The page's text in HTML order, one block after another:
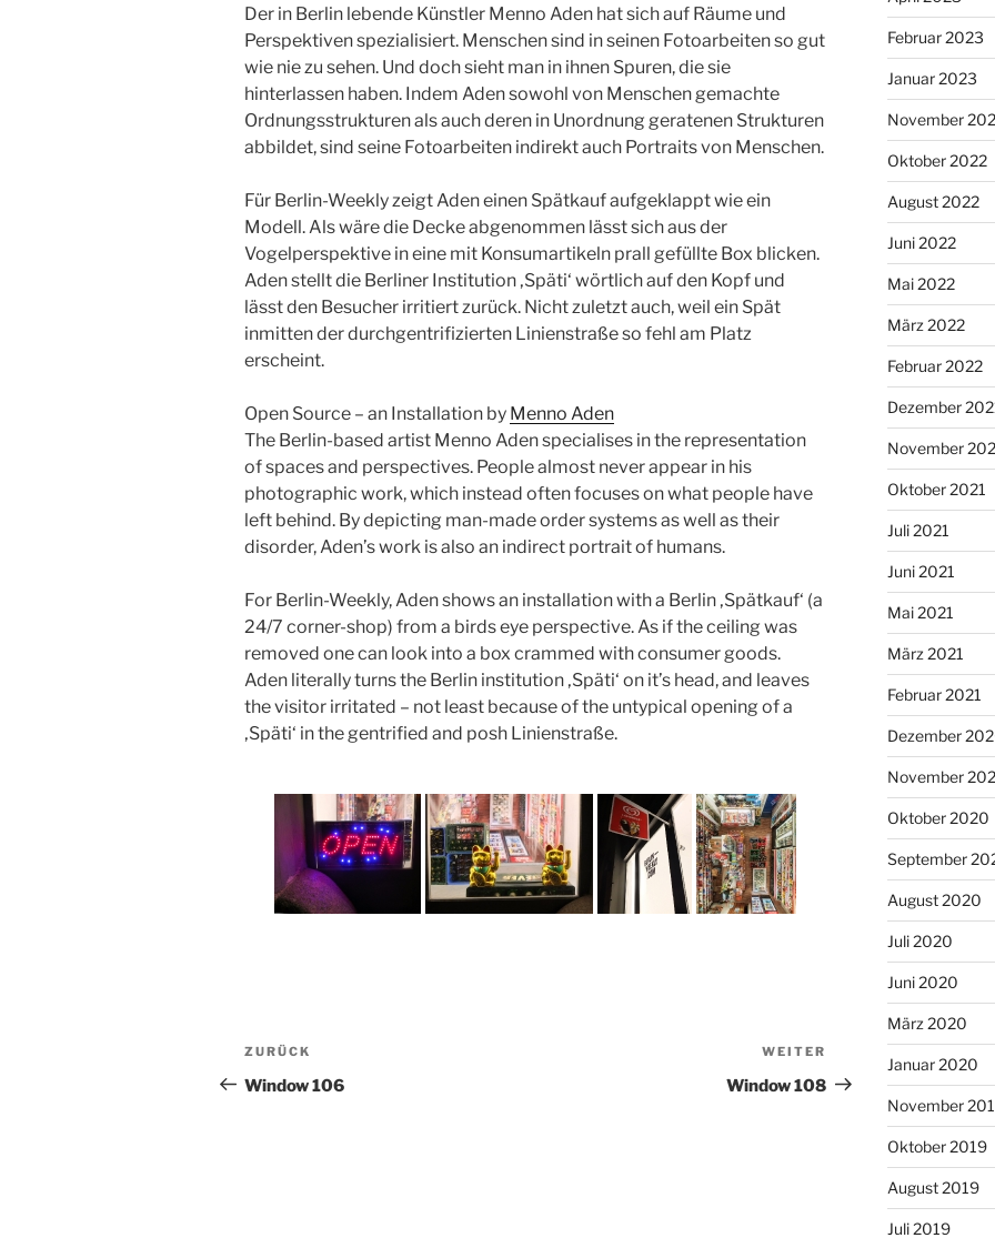
Der in Berlin lebende Künstler Menno Aden hat sich auf Räume und
Perspektiven spezialisiert. Menschen sind in seinen Fotoarbeiten so gut
wie nie zu sehen. Und doch sieht man in ihnen Spuren, die sie
hinterlassen haben. Indem Aden sowohl von Menschen gemachte
Ordnungsstrukturen als auch deren in Unordnung geratenen Strukturen
abbildet, sind seine Fotoarbeiten indirekt auch Portraits von Menschen.
Für Berlin-Weekly zeigt Aden einen Spätkauf aufgeklappt wie ein
Modell. Als wäre die Decke abgenommen lässt sich aus der
Vogelperspektive in eine mit Konsumartikeln prall gefüllte Box blicken.
Aden stellt die Berliner Institution ‚Späti‘ wörtlich auf den Kopf und
lässt den Besucher irritiert zurück. Nicht zuletzt auch, weil ein Spät
inmitten der durchgentrifizierten Linienstraße so fehl am Platz
erscheint.
Open Source – an Installation by Menno Aden
The Berlin-based artist Menno Aden specialises in the representation
of spaces and perspectives. People almost never appear in his
photographic work, which instead often focuses on what people have
left behind. By depicting man-made order systems as well as their
disorder, Aden’s work is also an indirect portrait of humans.
For Berlin-Weekly, Aden shows an installation with a Berlin ‚Spätkauf‘ (a
24/7 corner-shop) from a birds eye perspective. As if the ceiling was
removed one can look into a box crammed with consumer goods.
Aden literally turns the Berlin institution ‚Späti‘ on it’s head, and leaves
the visitor irritated – not least because of the untypical opening of a
‚Späti‘ in the gentrified and posh Linienstraße.
Beitragsnavigation
Vorheriger
Beitrag
ZURÜCK
Window 106
Nächster
Beitrag
WEITER
Window 108
Februar 2023
Januar 2023
November
Oktober 2022
August 2022
Juni 2022
Mai 2022
März 2022
Februar 2022
Dezember
November
Oktober 2021
Juli 2021
Juni 2021
Mai 2021
März 2021
Februar 2021
Dezember
November
Oktober 2020
September
August 2020
Juli 2020
Juni 2020
März 2020
Januar 2020
November
Oktober 2019
August 2019
Juli 2019